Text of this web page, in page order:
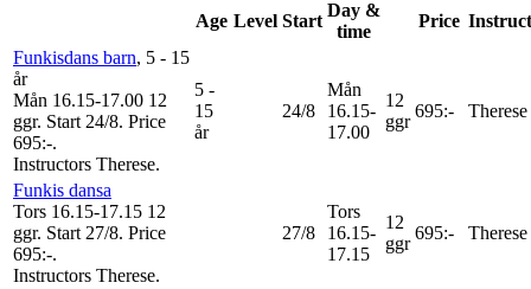
Age Level Start
Day &
time
Price
Funkisdans barn, 5 - 15
år
Mån 16.15-17.00 12
ggr. Start 24/8. Price
695:-.
Instructors Therese.
5 -
15
år
24/8
Mån
16.15-
17.00
12
ggr
695:- Therese
Funkis dansa
Tors 16.15-17.15 12
ggr. Start 27/8. Price
695:-.
Instructors Therese.
27/8
Tors
16.15-
17.15
12
ggr
695:- Therese